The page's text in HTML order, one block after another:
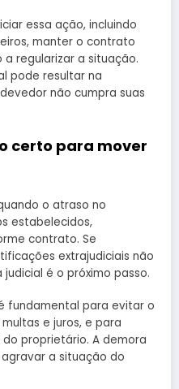
essa ação, incluindo
manter o contrato
a regularizar a situação.
pode resultar na
não cumpra suas
certo para mover
o atraso no
estabelecidos,
contrato. Se
extrajudiciais não
é o próximo passo.
fundamental para evitar o
e juros, e para
proprietário. A demora
a situação do